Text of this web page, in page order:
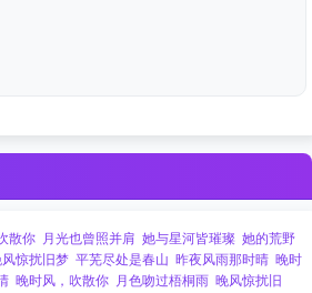
散你 月光也曾照并肩 她与星河皆璀璨 她的荒野
惊扰旧梦 平芜尽处是春山 昨夜风雨那时晴 晚时
晚时风，吹散你 月色吻过梧桐雨 晚风惊扰旧